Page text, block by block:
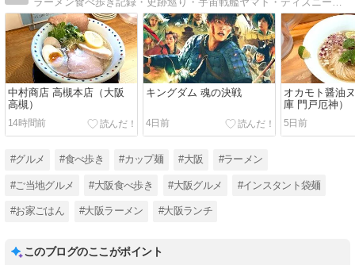
中村商店 高槻本店（大阪
高槻）
14時間前
キングダム 魂の決戦
4日前
オカモト醤油
庫 門戸厄神）
5日前
#グルメ #食べ歩き #カップ麺 #大阪 #ラーメン
#ご当地グルメ #大阪食べ歩き #大阪グルメ #インスタント袋麺
#お家ごはん #大阪ラーメン #大阪ランチ
このブログのここがポイント